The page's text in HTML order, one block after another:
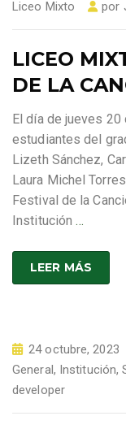
Liceo Mixto por
LICEO
DE LA
El día de jueves
estudiantes del
Lizeth Sánchez,
Laura Michel
Festival de la
Institución…
LEER MÁS
24 octubre, 2023
General, Institución,
developer